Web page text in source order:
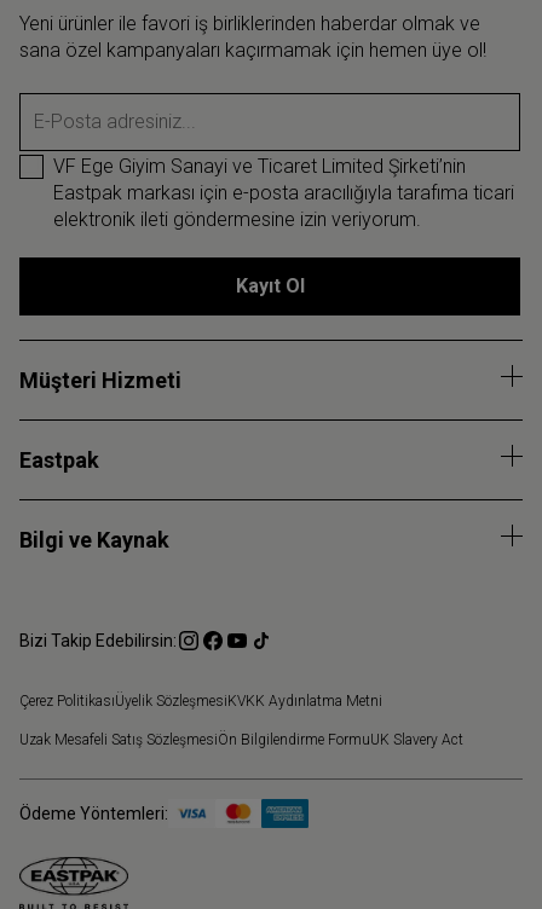
Yeni ürünler ile favori iş birliklerinden haberdar olmak ve
sana özel kampanyaları kaçırmamak için hemen üye ol!
E-Posta adresiniz...
VF Ege Giyim Sanayi ve Ticaret Limited Şirketi’nin
Eastpak markası için e-posta aracılığıyla tarafıma ticari
elektronik ileti göndermesine izin veriyorum.
Kayıt Ol
Müşteri Hizmeti
Eastpak
Bilgi ve Kaynak
Bizi Takip Edebilirsin:
Çerez PolitikasıÜyelik SözleşmesiKVKK Aydınlatma Metni
Uzak Mesafeli Satış SözleşmesiÖn Bilgilendirme FormuUK Slavery Act
Ödeme Yöntemleri: